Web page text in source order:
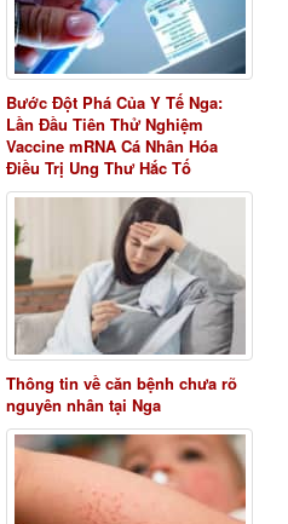
Bước Đột Phá Của Y Tế Nga:
Lần Đầu Tiên Thử Nghiệm
Vaccine mRNA Cá Nhân Hóa
Điều Trị Ung Thư Hắc Tố
Thông tin về căn bệnh chưa rõ
nguyên nhân tại Nga